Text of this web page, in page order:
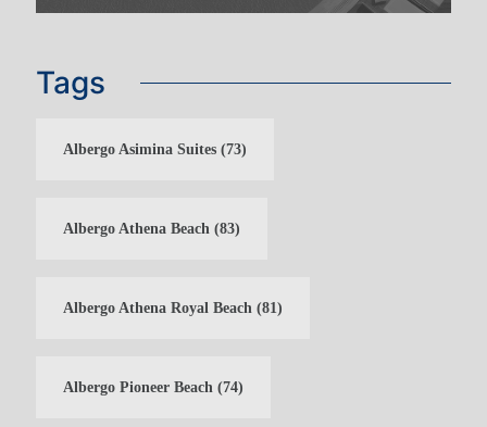
Tags
Albergo Asimina Suites(73)
Albergo Athena Beach (83)
Albergo Athena Royal Beach (81)
Albergo Pioneer Beach (74)